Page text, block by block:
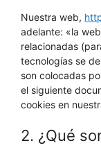
Nuestra web,
adelante: «la
relacionadas
tecnologías se
son colocadas
el siguiente
cookies en
2. ¿Qué